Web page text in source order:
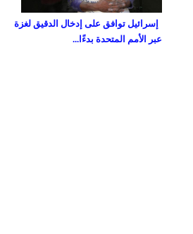
إسرائيل توافق على إدخال الدقيق لغزة
عبر الأمم المتحدة بدءًا...